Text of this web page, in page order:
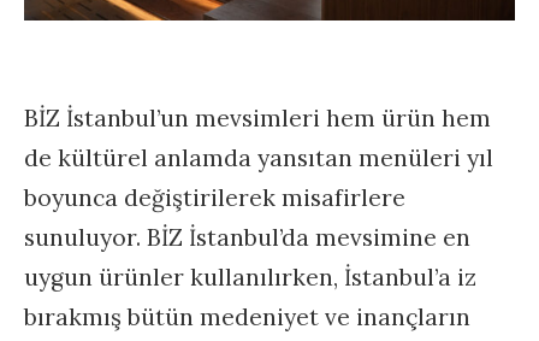
BİZ İstanbul’un mevsimleri hem ürün hem
de kültürel anlamda yansıtan menüleri yıl
boyunca değiştirilerek misafirlere
sunuluyor. BİZ İstanbul’da mevsimine en
uygun ürünler kullanılırken, İstanbul’a iz
bırakmış bütün medeniyet ve inançların